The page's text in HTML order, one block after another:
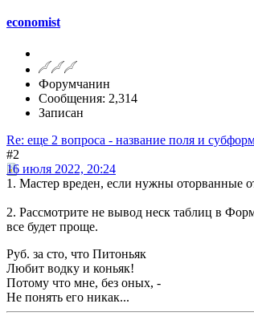
economist
Форумчанин
Сообщения: 2,314
Записан
Re: еще 2 вопроса - название поля и
#2
16 июля 2022, 20:24
1. Мастер вреден, если нужны оторванные
2. Рассмотрите не вывод неск таблиц в
все будет проще.
Руб. за сто, что Питоньяк
Любит водку и коньяк!
Потому что мне, без оных, -
Не понять его никак...